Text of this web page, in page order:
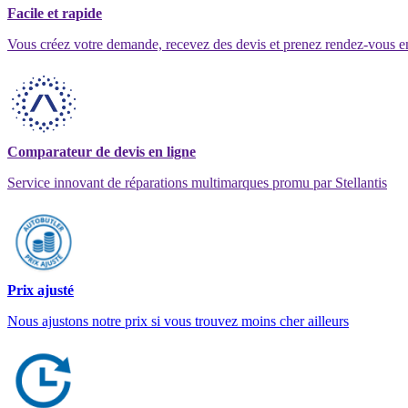
Facile et rapide
Vous créez votre demande, recevez des devis et prenez rendez-vous
Comparateur de devis en ligne
Service innovant de réparations multimarques promu par Stellantis
Prix ajusté
Nous ajustons notre prix si vous trouvez moins cher ailleurs